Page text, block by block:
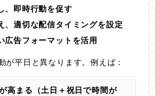
、即時行動を促す
、適切な配信タイミングを設定
広告フォーマットを活用
が平日と異なります。例えば：
高まる（土日＋祝日で時間が